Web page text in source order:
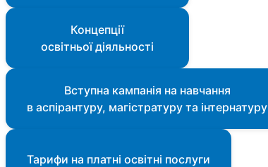
Концепції
освітньої діяльності
Вступна кампанія на навчання
в аспірантуру, магістратуру та інтернатуру
Тарифи на платні освітні послуги